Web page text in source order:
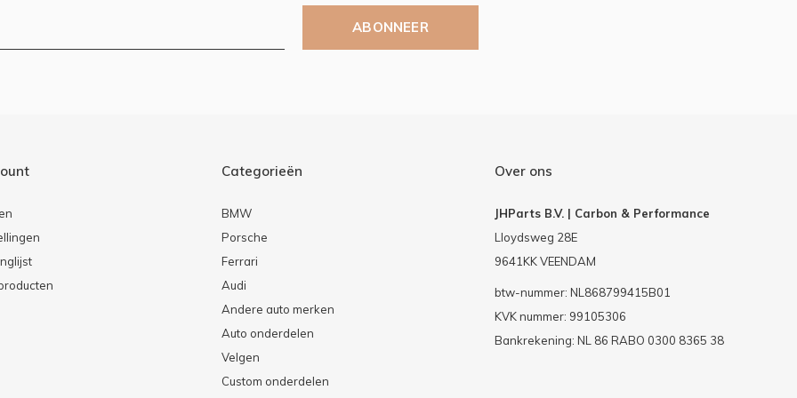
ABONNEER
Categorieën
BMW
Porsche
Ferrari
Audi
Andere auto merken
Auto onderdelen
Velgen
Custom onderdelen
Over ons
JHParts B.V. | Carbon & Performance
Lloydsweg 28E
9641KK VEENDAM
btw-nummer: NL868799415B01
KVK nummer: 99105306
Bankrekening: NL 86 RABO 0300 8365 38